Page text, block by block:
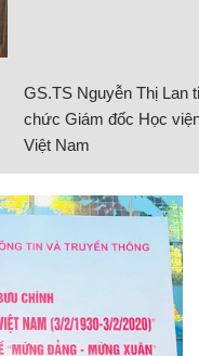
GS.TS Nguyễn Thị Lan
chức Giám đốc Học
Việt Nam